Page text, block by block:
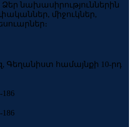
նախասիրություններին
միջուկներ,
համայնքի 10-րդ
186
186